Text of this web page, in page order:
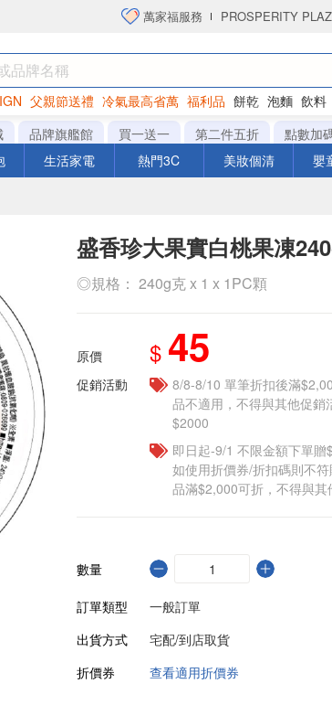
萬家福服務 PROSPERITY
父親節送禮 冷氣最高省萬 福利品 餅乾 泡麵 飲料
洋芋片
品牌旗艦館 買一送一 第二件五折 點數加
生活家電 熱門3C 美妝個清 嬰
盛香珍大果實白桃果凍
◎規格： 240g克 x 1 x 1PC顆
原價 $ 45
促銷活動
8/8-8/10 單筆折扣後滿
品不適用，不得與其他促
$2000
即日起-9/1 不限金額下單
如使用折價券/折扣碼則不
品滿$2,000可折，不得與
數量
訂單類型
一般訂單
出貨方式
宅配/到店取貨
折價券
查看適用折價券